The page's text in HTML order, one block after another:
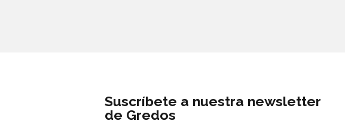
Suscríbete a nuestra newsletter
de Gredos